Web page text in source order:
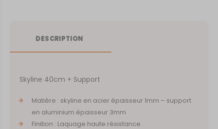
DESCRIPTION
Skyline 40cm + Support
Matière : skyline en acier épaisseur 1mm – support
en aluminium épaisseur 3mm
Finition : Laquage haute résistance